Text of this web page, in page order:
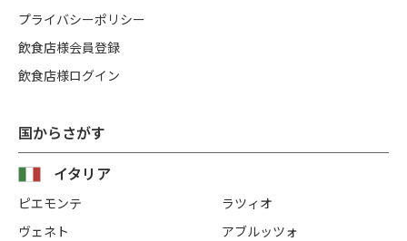
国からさがす
イタリア
ピエモンテ
ヴェネト
ラツィオ
アブルッツォ
プライバシーポリシー
飲食店様会員登録
飲食店様ログイン